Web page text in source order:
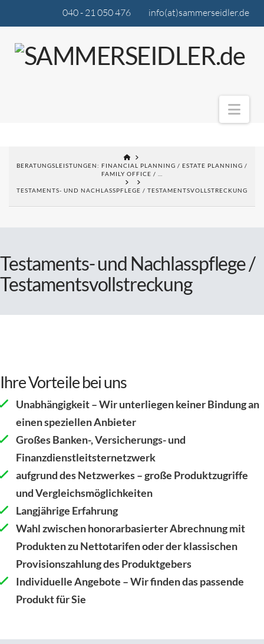
040 - 21 050 476 info(at)sammerseidler.de
BERATUNGSLEISTUNGEN: FINANCIAL PLANNING / ESTATE PLANNING /
FAMILY OFFICE / …
TESTAMENTS- UND NACHLASSPFLEGE / TESTAMENTSVOLLSTRECKUNG
Testaments- und Nachlasspflege /
Testamentsvollstreckung
Ihre Vorteile bei uns
Unabhängigkeit – Wir unterliegen keiner Bindung an
einen speziellen Anbieter
Großes Banken-, Versicherungs- und
Finanzdienstleitsternetzwerk
aufgrund des Netzwerkes – große Produktzugriffe
und Vergleichsmöglichkeiten
Langjährige Erfahrung
Wahl zwischen honorarbasierter Abrechnung mit
Produkten zu Nettotarifen oder der klassischen
Provisionszahlung des Produktgebers
Individuelle Angebote – Wir finden das passende
Produkt für Sie